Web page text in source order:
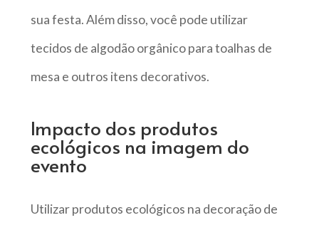
sua festa. Além disso, você pode utilizar
tecidos de algodão orgânico para toalhas de
mesa e outros itens decorativos.
Impacto dos produtos
ecológicos na imagem do
evento
Utilizar produtos ecológicos na decoração de